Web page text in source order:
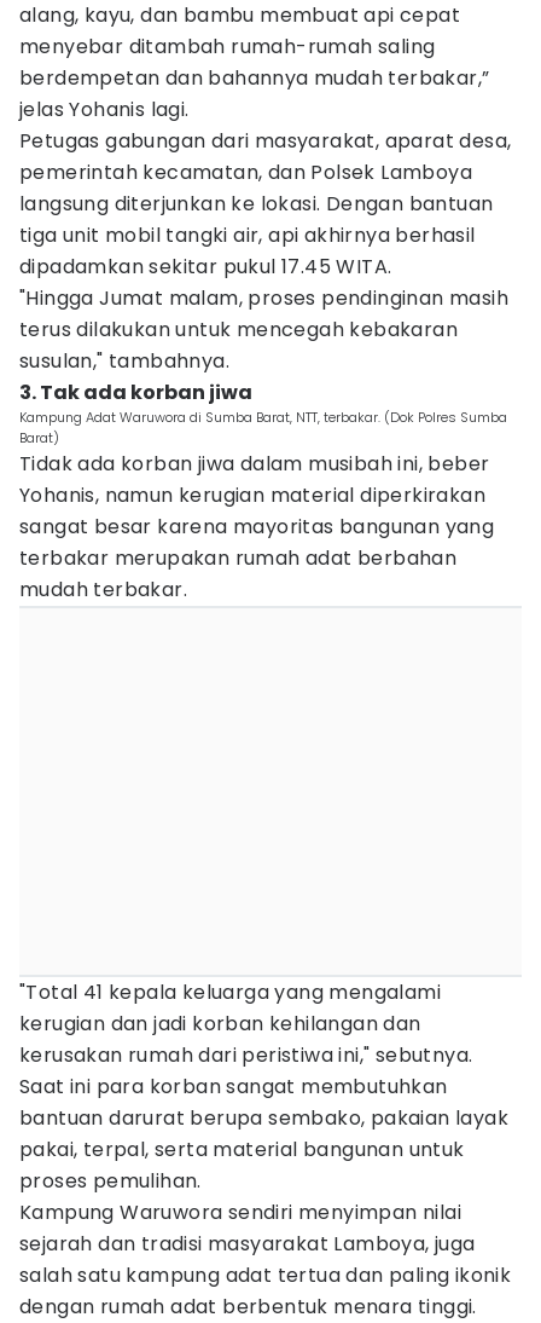
alang, kayu, dan bambu membuat api cepat
menyebar ditambah rumah-rumah saling
berdempetan dan bahannya mudah terbakar,”
jelas Yohanis lagi.
Petugas gabungan dari masyarakat, aparat desa,
pemerintah kecamatan, dan Polsek Lamboya
langsung diterjunkan ke lokasi. Dengan bantuan
tiga unit mobil tangki air, api akhirnya berhasil
dipadamkan sekitar pukul 17.45 WITA.
"Hingga Jumat malam, proses pendinginan masih
terus dilakukan untuk mencegah kebakaran
susulan," tambahnya.
3. Tak ada korban jiwa
Kampung Adat Waruwora di Sumba Barat, NTT, terbakar. (Dok Polres Sumba
Barat)
Tidak ada korban jiwa dalam musibah ini, beber
Yohanis, namun kerugian material diperkirakan
sangat besar karena mayoritas bangunan yang
terbakar merupakan rumah adat berbahan
mudah terbakar.
"Total 41 kepala keluarga yang mengalami
kerugian dan jadi korban kehilangan dan
kerusakan rumah dari peristiwa ini," sebutnya.
Saat ini para korban sangat membutuhkan
bantuan darurat berupa sembako, pakaian layak
pakai, terpal, serta material bangunan untuk
proses pemulihan.
Kampung Waruwora sendiri menyimpan nilai
sejarah dan tradisi masyarakat Lamboya, juga
salah satu kampung adat tertua dan paling ikonik
dengan rumah adat berbentuk menara tinggi.